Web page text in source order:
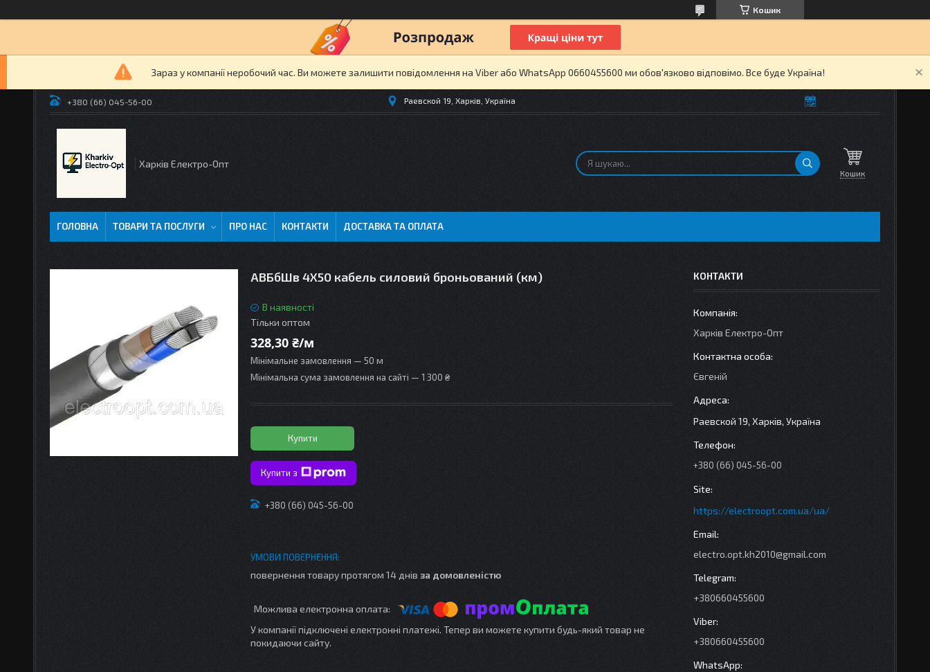
Кошик
Зараз у компанії неробочий час. Ви можете залишити повідомлення на Viber або WhatsApp 0660455600 ми обов'язково відповімо. Все буде Україна!
+380 (66) 045-56-00 Раевской 19, Харків, Україна
Харків Електро-Опт
Кошик
ГОЛОВНА ТОВАРИ ТА ПОСЛУГИ ПРО НАС КОНТАКТИ ДОСТАВКА ТА ОПЛАТА
АВБбШв 4Х50 кабель силовий броньований (км)
В наявності
Тільки оптом
328,30 ₴/м
Мінімальне замовлення — 50 м
Мінімальна сума замовлення на сайті — 1 300 ₴
Купити
Купити з
+380 (66) 045-56-00
повернення товару протягом 14 днів за домовленістю
У компанії підключені електронні платежі. Тепер ви можете купити будь-який товар не
покидаючи сайту.
КОНТАКТИ
Харків Електро-Опт
Євгеній
Раевской 19, Харків, Україна
+380 (66) 045-56-00
https://electroopt.com.ua/ua/
electro.opt.kh2010@gmail.com
+380660455600
+380660455600